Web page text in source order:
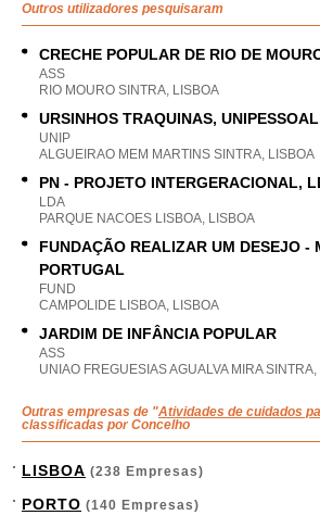
Outros utilizadores pesquisaram
CRECHE POPULAR DE RIO DE
ASS
RIO MOURO SINTRA, LISBOA
URSINHOS TRAQUINAS,
UNIP
ALGUEIRAO MEM MARTINS SINTRA, LISBOA
PN - PROJETO INTERGERACIONAL,
LDA
PARQUE NACOES LISBOA, LISBOA
FUNDAÇÃO REALIZAR UM DESEJO -
PORTUGAL
FUND
CAMPOLIDE LISBOA, LISBOA
JARDIM DE INFÂNCIA POPULAR
ASS
UNIAO FREGUESIAS AGUALVA MIRA
Outras empresas de "Atividades de cuidados
classificadas por Concelho
LISBOA (238 Empresas)
PORTO (140 Empresas)